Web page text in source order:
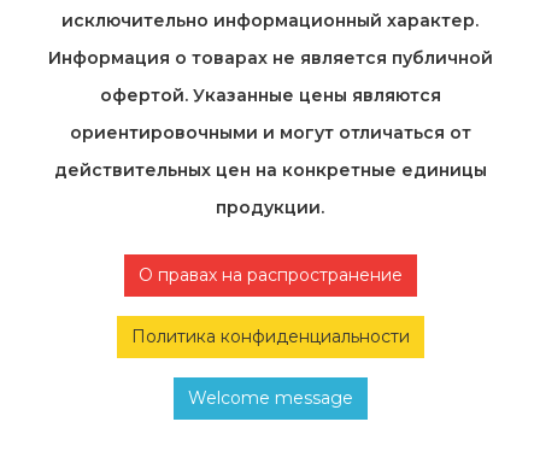
исключительно информационный характер.
Информация о товарах не является публичной
офертой. Указанные цены являются
ориентировочными и могут отличаться от
действительных цен на конкретные единицы
продукции.
О правах на распространение
Политика конфиденциальности
Welcome message